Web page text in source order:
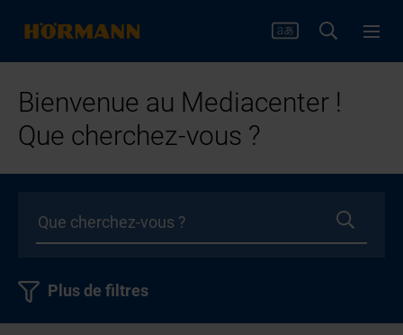
Bienvenue au Mediacenter !
Que cherchez-vous ?
Plus de filtres